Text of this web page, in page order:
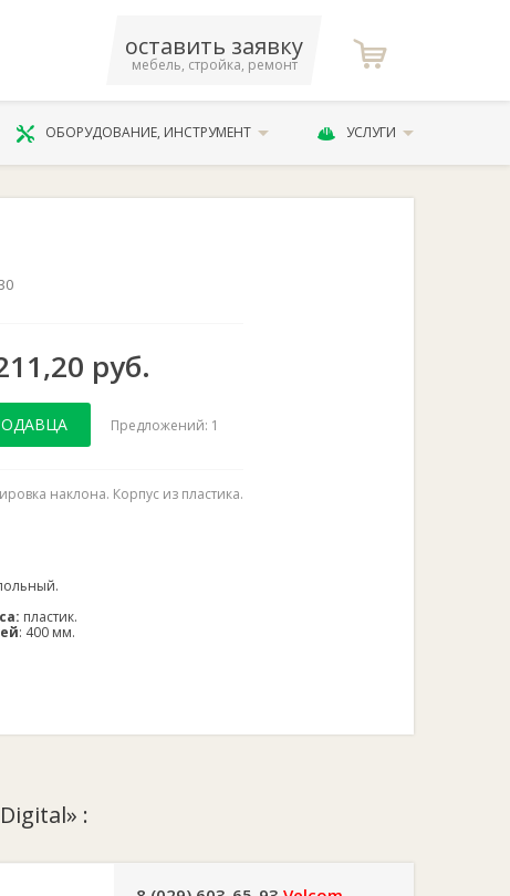
оставить заявку
мебель, стройка, ремонт
ОБОРУДОВАНИЕ, ИНСТРУМЕНТ УСЛУГИ
руб.
Предложений: 1
наклона. Корпус из пластика.
пластик.
: 400 мм.
: